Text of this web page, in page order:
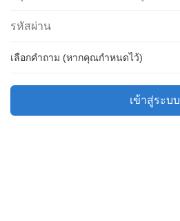
เลือกคำถาม (หากคุณกำหนดไว้)
เข้าสู่ระบบ